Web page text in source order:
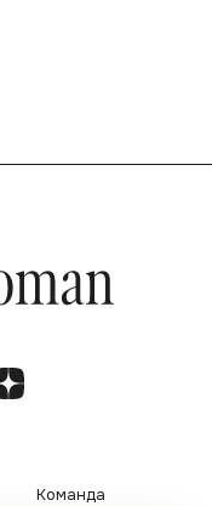
Команда